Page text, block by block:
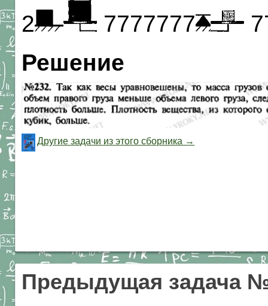
2
7777777
Решение
Другие задачи из этого сборника →
Предыдущая задача